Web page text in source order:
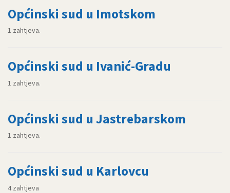
Općinski sud u Imotskom
1 zahtjeva.
Općinski sud u Ivanić-Gradu
1 zahtjeva.
Općinski sud u Jastrebarskom
1 zahtjeva.
Općinski sud u Karlovcu
4 zahtjeva